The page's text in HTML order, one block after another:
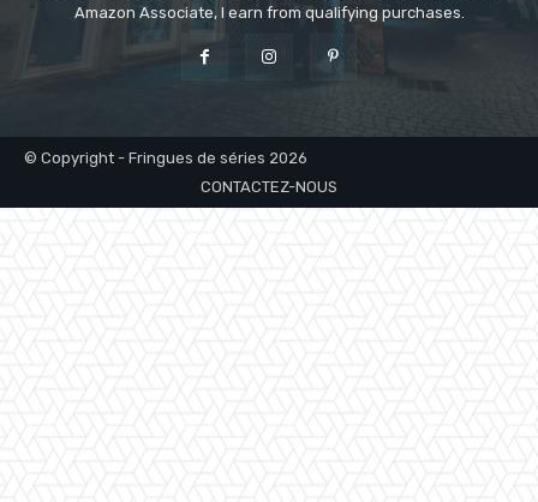
Amazon Associate, I earn from qualifying purchases.
© Copyright - Fringues de séries 2026
CONTACTEZ-NOUS